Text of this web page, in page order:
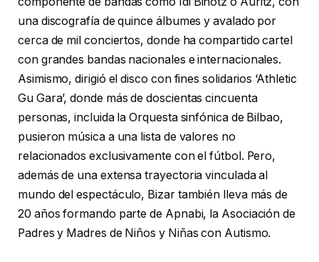
una discografía de quince álbumes y avalado por
cerca de mil conciertos, donde ha compartido cartel
con grandes bandas nacionales e internacionales.
Asimismo, dirigió el disco con fines solidarios ‘Athletic
Gu Gara’, donde más de doscientas cincuenta
personas, incluida la Orquesta sinfónica de Bilbao,
pusieron música a una lista de valores no
relacionados exclusivamente con el fútbol. Pero,
además de una extensa trayectoria vinculada al
mundo del espectáculo, Bizar también lleva más de
20 años formando parte de Apnabi, la Asociación de
Padres y Madres de Niños y Niñas con Autismo.